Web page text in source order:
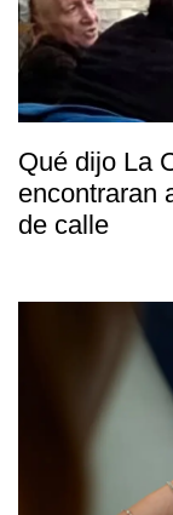
Qué dijo La
encontraran
de calle